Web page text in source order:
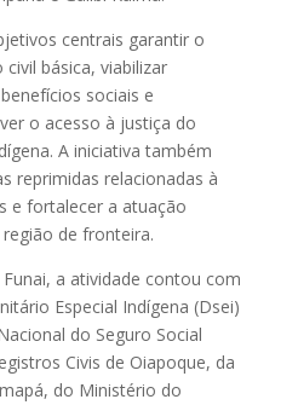
centrais garantir o
básica, viabilizar
sociais e
o acesso à justiça do
A iniciativa também
reprimidas relacionadas à
e fortalecer a atuação
de fronteira.
a atividade contou com
Especial Indígena (Dsei)
do Seguro Social
Civis de Oiapoque, da
do Ministério do